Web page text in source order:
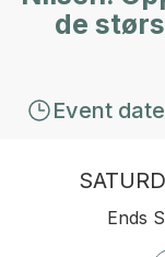
de
Event date
Ends